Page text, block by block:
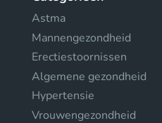
Astma
Mannengezondheid
Erectiestoornissen
Algemene gezondheid
Hypertensie
Vrouwengezondheid